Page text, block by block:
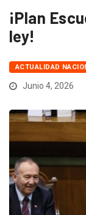
¡Plan
ley!
ACTUALIDAD
Junio 4, 2026